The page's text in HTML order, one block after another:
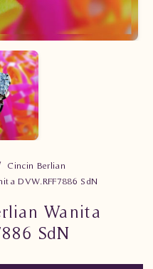
Cincin Berlian
DVW.RFF7886 SdN
Wanita
SdN